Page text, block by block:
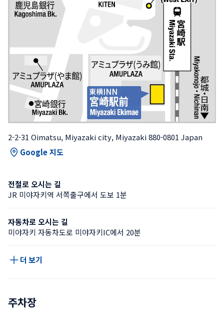
2-2-31 Oimatsu, Miyazaki city, Miyazaki 880-0801 Japan
Google 지도
전철로 오시는 길
JR 미야자키역 서쪽출구에서 도보 1분
자동차로 오시는 길
미야자키 자동차도로 미야자키IC에서 20분
더 보기
주차장